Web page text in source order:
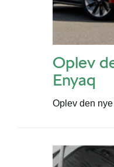
Oplev
Enyaq
Oplev den